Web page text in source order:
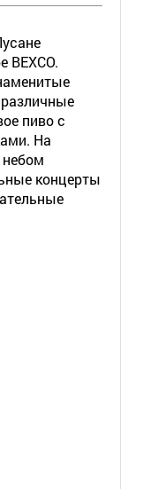
BEXCO.
пиво с
На
концерты